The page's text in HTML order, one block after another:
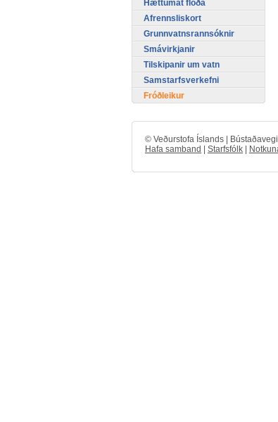
Hættumat flóða
Afrennsliskort
Grunnvatnsrannsóknir
Smávirkjanir
Tilskipanir um vatn
Samstarfsverkefni
Fróðleikur
© Veðurstofa Íslands |
Hafa samband | Starfsfólk |